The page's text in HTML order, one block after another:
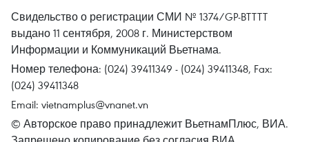
Свидельство о регистрации СМИ № 1374/GP-BTTTT
выдано 11 сентября, 2008 г. Министерством
Информации и Коммуникаций Вьетнама.
Номер телефона: (024) 39411349 - (024) 39411348, Fax:
(024) 39411348
Email: vietnamplus@vnanet.vn
© Авторское право принадлежит ВьетнамПлюс, ВИА.